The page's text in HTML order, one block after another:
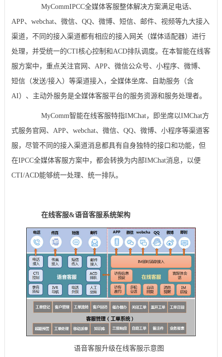
MyCommIPCC全媒体客服整体解决方案满足电话、
APP、webchat、微信、QQ、微博、短信、邮件、视频等九大接入
渠道，不同的接入渠道都有相应的接入网关（媒体适配器）进行
处理，并受统一的CTI核心控制和ACD排队调度。在本智能在线客
服方案中，重点关注官网、APP、微信公众号、小程序、微博、
短信（发送/接入）等渠道接入，全媒体坐席、自助服务（含
AI）、主动外服务是全媒体客服平台的服务资源和服务处理者。
MyComm智能在线客服特指IMChat，即坐席以IMChat方
式服务官网、APP、webchat、微信、QQ、微博、小程序等渠道客
服，尽管不同的接入渠道消息都具有自身独特的接口和功能，但
在IPCC全媒体客服方案中，都会转换为内部IMChat消息，以便
CTI/ACD能够统一处理、统一排队。
在线客服&语音客服系统架构
语音客服升级在线客服示意图